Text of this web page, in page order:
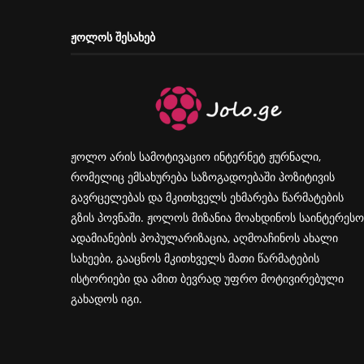
ᲟᲝᲚᲝᲡ ᲨᲔᲡᲐᲮᲔᲑ
ჟოლო არის სამოტივაციო ინტერნეტ ჟურნალი,
რომელიც ემსახურება საზოგადოებაში პოზიტივის
გავრცელებას და მკითხველს ეხმარება წარმატების
გზის პოვნაში. ჟოლოს მიზანია მოახდინოს საინტერესო
ადამიანების პოპულარიზაცია, აღმოაჩინოს ახალი
სახეები, გააცნოს მკითხველს მათი წარმატების
ისტორიები და ამით ბევრად უფრო მოტივირებული
გახადოს იგი.